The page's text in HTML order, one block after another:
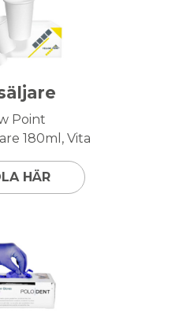
Point
180ml, Vita
HÄR